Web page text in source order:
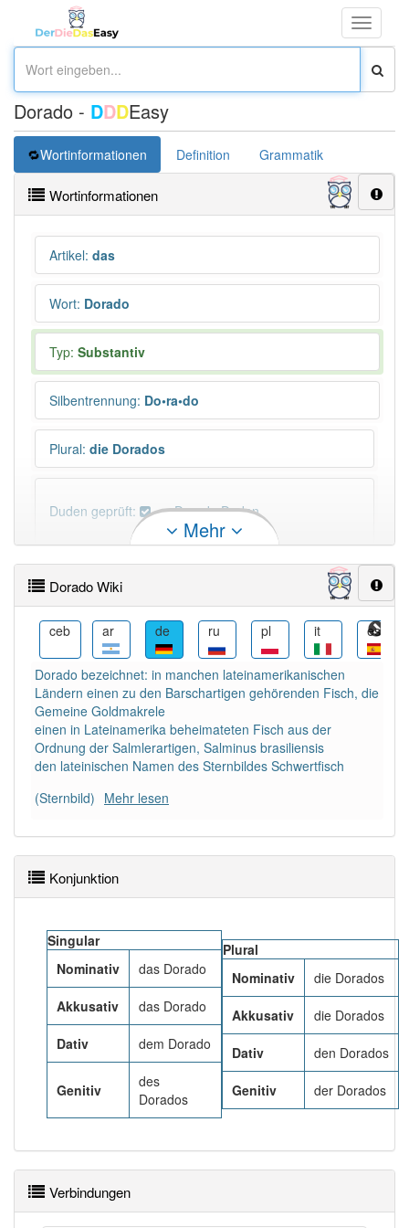
Toggle
Dorado - DDDEasy
Wortinformationen Definition Grammatik
Wortinformationen
Artikel: das
Wort: Dorado
Typ: Substantiv
Silbentrennung: Do•ra•do
Plural: die Dorados
Duden geprüft: Dorado Duden
PowerIndex:5
Häufigkeit: 4 von 10
Wörter mit Endung-dorado : 2
Wörter mit Endung-doradoaber mit einem anderen
Artikeldas: 0
korrekt erraten.
Mehr
Dorado Wiki
ceb ar de ru pl it es
Dorado bezeichnet: in manchen lateinamerikanischen
Ländern einen zu den Barschartigen gehörenden Fisch, die
Gemeine Goldmakrele
einen in Lateinamerika beheimateten Fisch aus der
Ordnung der Salmlerartigen, Salminus brasiliensis
den lateinischen Namen des Sternbildes Schwertfisch
(Sternbild) Mehr lesen
Konjunktion
Singular
Nominativ
das Dorado
Akkusativ das Dorado
Dativ dem Dorado
Genitiv
des
Dorados
Plural
Nominativ
die Dorados
Akkusativ die Dorados
Dativ den Dorados
Genitiv der Dorados
Verbindungen